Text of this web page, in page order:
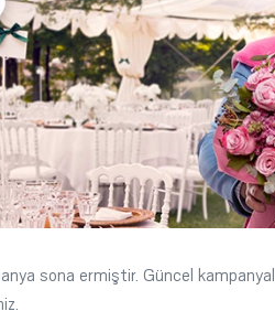
sona ermiştir. Güncel